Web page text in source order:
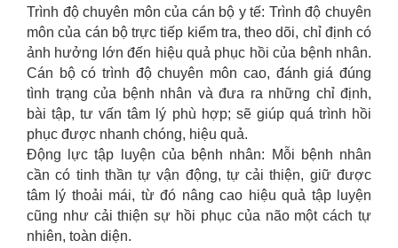
Trình độ chuyên môn của cán bộ y tế: Trình độ chuyên
môn của cán bộ trực tiếp kiểm tra, theo dõi, chỉ định có
ảnh hưởng lớn đến hiệu quả phục hồi của bệnh nhân.
Cán bộ có trình độ chuyên môn cao, đánh giá đúng
tình trạng của bệnh nhân và đưa ra những chỉ định,
bài tập, tư vấn tâm lý phù hợp; sẽ giúp quá trình hồi
phục được nhanh chóng, hiệu quả.
Động lực tập luyện của bệnh nhân: Mỗi bệnh nhân
cần có tinh thần tự vận động, tự cải thiện, giữ được
tâm lý thoải mái, từ đó nâng cao hiệu quả tập luyện
cũng như cải thiện sự hồi phục của não một cách tự
nhiên, toàn diện.